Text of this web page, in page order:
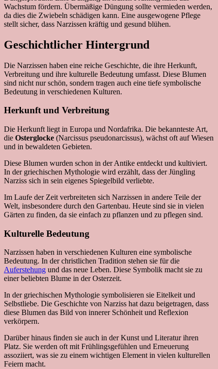
Wachstum fördern. Übermäßige Düngung sollte vermieden werden,
da dies die Zwiebeln schädigen kann. Eine ausgewogene Pflege
stellt sicher, dass Narzissen kräftig und gesund blühen.
Geschichtlicher Hintergrund
Die Narzissen haben eine reiche Geschichte, die ihre Herkunft,
Verbreitung und ihre kulturelle Bedeutung umfasst. Diese Blumen
sind nicht nur schön, sondern tragen auch eine tiefe symbolische
Bedeutung in verschiedenen Kulturen.
Herkunft und Verbreitung
Die Herkunft liegt in Europa und Nordafrika. Die bekannteste Art,
die Osterglocke (Narcissus pseudonarcissus), wächst oft auf Wiesen
und in bewaldeten Gebieten.
Diese Blumen wurden schon in der Antike entdeckt und kultiviert.
In der griechischen Mythologie wird erzählt, dass der Jüngling
Narziss sich in sein eigenes Spiegelbild verliebte.
Im Laufe der Zeit verbreiteten sich Narzissen in andere Teile der
Welt, insbesondere durch den Gartenbau. Heute sind sie in vielen
Gärten zu finden, da sie einfach zu pflanzen und zu pflegen sind.
Kulturelle Bedeutung
Narzissen haben in verschiedenen Kulturen eine symbolische
Bedeutung. In der christlichen Tradition stehen sie für die
Auferstehung und das neue Leben. Diese Symbolik macht sie zu
einer beliebten Blume in der Osterzeit.
In der griechischen Mythologie symbolisieren sie Eitelkeit und
Selbstliebe. Die Geschichte von Narziss hat dazu beigetragen, dass
diese Blumen das Bild von innerer Schönheit und Reflexion
verkörpern.
Darüber hinaus finden sie auch in der Kunst und Literatur ihren
Platz. Sie werden oft mit Frühlingsgefühlen und Erneuerung
assoziiert, was sie zu einem wichtigen Element in vielen kulturellen
Feiern macht.